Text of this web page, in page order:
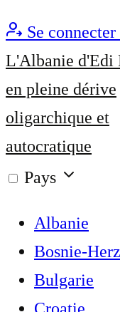
Se connecter
L'Albanie d'Edi
en pleine dérive
oligarchique et
autocratique
Pays
Albanie
Bosnie-
Bulgarie